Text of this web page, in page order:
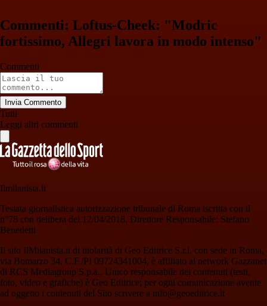
Commenti: Loftus-Cheek: "Modric
fortissimo, Allegri lavora in modo intenso"
Commenti
Invia Commento
Tutti
Leggi altri commenti
Ilmilanista.it
Testata giornalistica autorizzazione tribunale di Roma iscritta con il
n°78 con delibera del 12/04/2018. Direttore Responsabile: Stefano
Benedetti
Il sito IlMilanista.it di titolarità di Geo Editrice S.r.l. con sede in Roma,
via Bomarzo 34, C.F./PI 09724341004, è affiliato al network Gazzanet
di RCS Mediagroup S.p.a.. Unico responsabile dei contenuti (testi,
foto, video e grafiche) è Geo Editrice; per ogni comunicazione avente
ad oggetto i contenuti del Sito scrivere a info@geoeditrice.it